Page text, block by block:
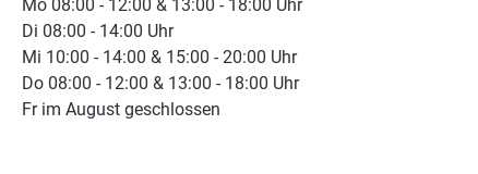
Mo 08:00 - 12:00 & 13:00 - 18:00 Uhr
Di 08:00 - 14:00 Uhr
Mi 10:00 - 14:00 & 15:00 - 20:00 Uhr
Do 08:00 - 12:00 & 13:00 - 18:00 Uhr
Fr im August geschlossen